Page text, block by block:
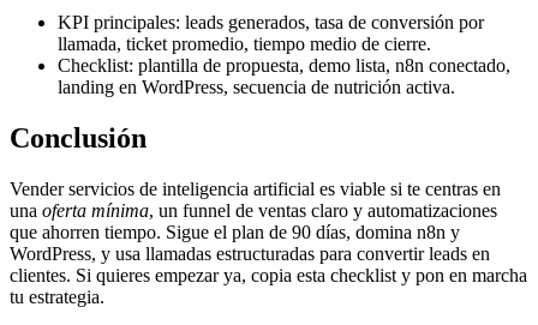
KPI principales: leads generados, tasa de conversión por
llamada, ticket promedio, tiempo medio de cierre.
Checklist: plantilla de propuesta, demo lista, n8n conectado,
landing en WordPress, secuencia de nutrición activa.
Conclusión
Vender servicios de inteligencia artificial es viable si te centras en
una oferta mínima, un funnel de ventas claro y automatizaciones
que ahorren tiempo. Sigue el plan de 90 días, domina n8n y
WordPress, y usa llamadas estructuradas para convertir leads en
clientes. Si quieres empezar ya, copia esta checklist y pon en marcha
tu estrategia.